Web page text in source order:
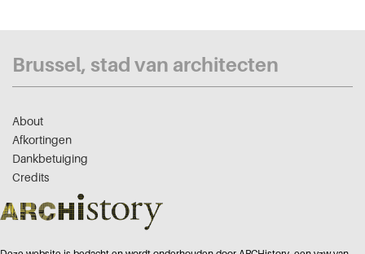
Brussel, stad van architecten
About
Afkortingen
Dankbetuiging
Credits